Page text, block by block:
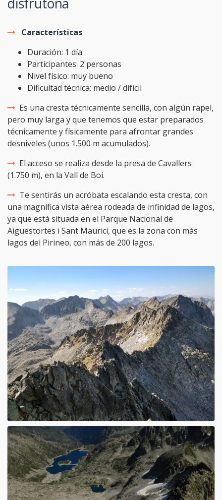
Características
Duración: 1 día
Participantes: 2 personas
Nivel físico: muy bueno
Dificultad técnica: medio / difícil
Es una cresta técnicamente sencilla, con algún rapel,
pero muy larga y que tenemos que estar preparados
técnicamente y físicamente para afrontar grandes
desniveles (unos 1.500 m acumulados).
El acceso se realiza desde la presa de Cavallers
(1.750 m), en la Vall de Boi.
Te sentirás un acróbata escalando esta cresta, con
una magnífica vista aérea rodeada de infinidad de lagos,
ya que está situada en el Parque Nacional de
Aiguestortes i Sant Maurici, que es la zona con más
lagos del Pirineo, con más de 200 lagos.